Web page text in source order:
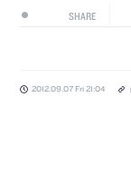
SHARE
2012.09.07 Fri 21:04